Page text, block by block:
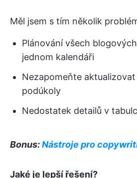
Měl jsem s tím několik
Plánování všech
jednom kalendáři
Nezapomeňte
podúkoly
Nedostatek detailů v
Bonus:Nástroje pro
Jaké je lepší řešení?